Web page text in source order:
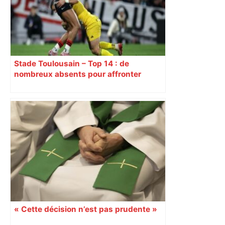
Stade Toulousain – Top 14 : de
nombreux absents pour affronter
« Cette décision n’est pas prudente »